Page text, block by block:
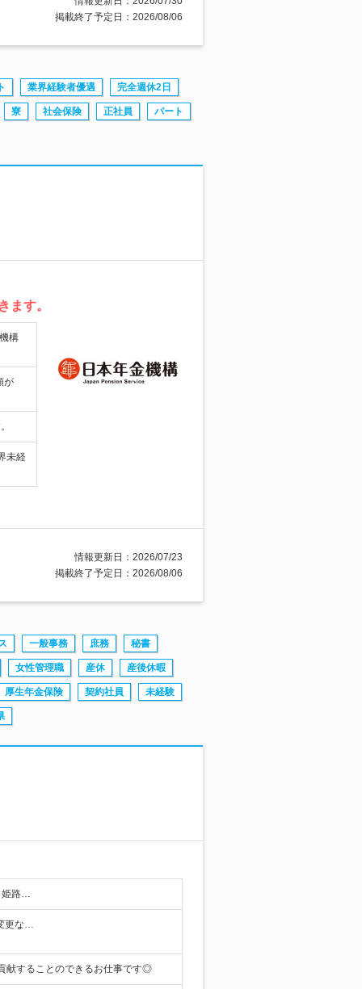
掲載終了予定日：2026/08/06
業界経験者優遇 完全週休2日
寮 社会保険 正社員 パート
ます。
構
が
未経
情報更新日：2026/07/23
掲載終了予定日：2026/08/06
一般事務 庶務 秘書
女性管理職 産休 産後休暇
厚生年金保険 契約社員 未経験
姫路…
更な…
献することのできるお仕事です◎